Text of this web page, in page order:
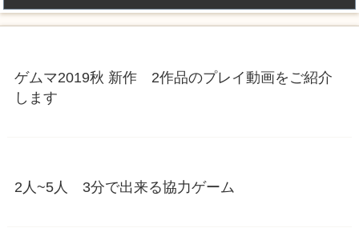
ゲムマ2019秋 新作 2作品のプレイ動画をご紹介
します
2人~5人 3分で出来る協力ゲーム